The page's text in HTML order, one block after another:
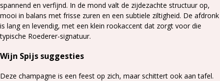
spannend en verfijnd. In de mond valt de zijdezachte structuur op,
mooi in balans met frisse zuren en een subtiele ziltigheid. De afdronk
is lang en levendig, met een klein rookaccent dat zorgt voor die
typische Roederer-signatuur.
Wijn Spijs suggesties
Deze champagne is een feest op zich, maar schittert ook aan tafel.